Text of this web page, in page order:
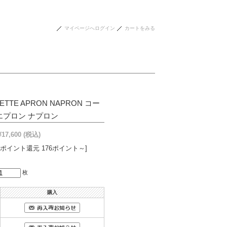
マイページへログイン カートをみる
APRON NAPRON コー
プロン ナプロン
(税込)
イント還元 176ポイント～]
枚
購入